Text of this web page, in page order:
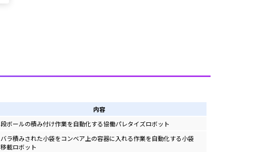
内容
段ボールの積み付け作業を自動化する協働パレタイズロボット
バラ積みされた小袋をコンベア上の容器に入れる作業を自動化する小袋
移載ロボット